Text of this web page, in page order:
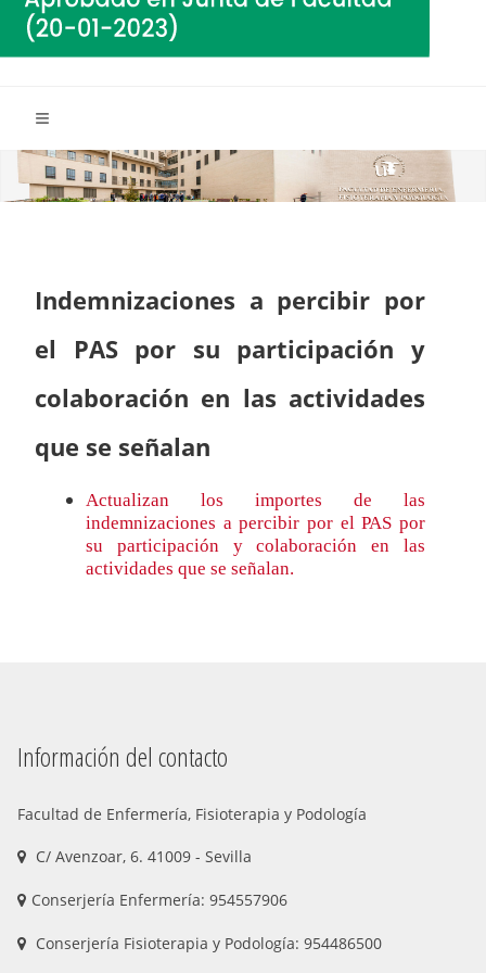
Indemnizaciones a percibir por
el PAS por su participación y
colaboración en las actividades
que se señalan
Actualizan los importes de las
indemnizaciones a percibir por el PAS por
su participación y colaboración en las
actividades que se señalan.
Información del contacto
Facultad de Enfermería, Fisioterapia y Podología
C/ Avenzoar, 6. 41009 - Sevilla
Conserjería Enfermería: 954557906
Conserjería Fisioterapia y Podología: 954486500